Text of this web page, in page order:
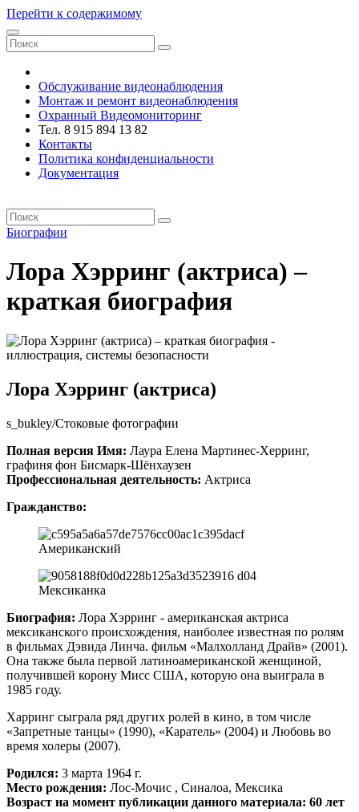
Перейти к содержимому
Обслуживание видеонаблюдения
Монтаж и ремонт видеонаблюдения
Охранный Видеомониторинг
Тел. 8 915 894 13 82
Контакты
Политика конфиденциальности
Документация
Биографии
Лора Хэрринг (актриса) –
краткая биография
Лора Хэрринг (актриса)
s_bukley/Стоковые фотографии
Полная версия Имя: Лаура Елена Мартинес-Херринг,
графиня фон Бисмарк-Шёнхаузен
Профессиональная деятельность: Актриса
Гражданство:
Американский
Мексиканка
Биография: Лора Хэрринг - американская актриса
мексиканского происхождения, наиболее известная по ролям
в фильмах Дэвида Линча. фильм «Малхолланд Драйв» (2001).
Она также была первой латиноамериканской женщиной,
получившей корону Мисс США, которую она выиграла в
1985 году.
Харринг сыграла ряд других ролей в кино, в том числе
«Запретные танцы» (1990), «Каратель» (2004) и Любовь во
время холеры (2007).
Родился: 3 марта 1964 г.
Место рождения: Лос-Мочис , Синалоа, Мексика
Возраст на момент публикации данного материала: 60 лет